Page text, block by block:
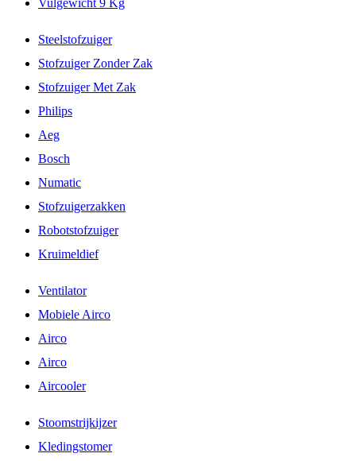
Vulgewicht 9 Kg
Steelstofzuiger
Stofzuiger Zonder Zak
Stofzuiger Met Zak
Philips
Aeg
Bosch
Numatic
Stofzuigerzakken
Robotstofzuiger
Kruimeldief
Ventilator
Mobiele Airco
Airco
Airco
Aircooler
Stoomstrijkijzer
Kledingstomer